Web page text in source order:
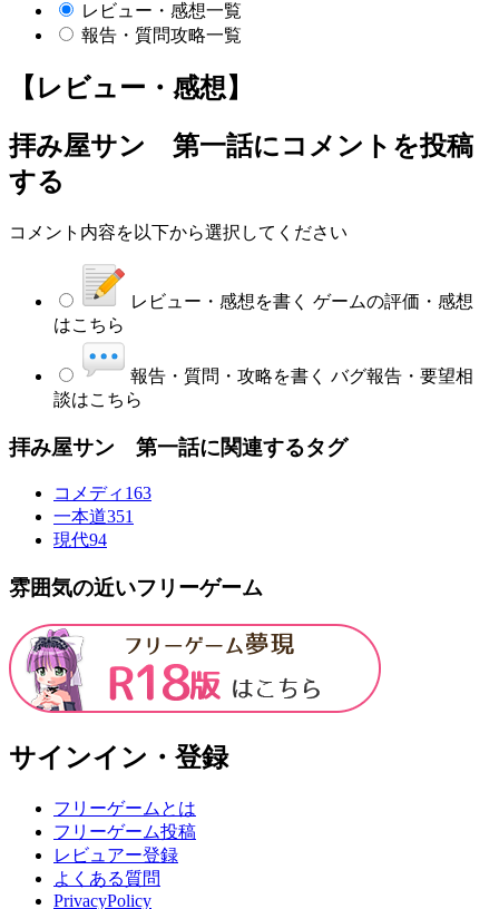
レビュー・感想一覧
報告・質問攻略一覧
【レビュー・感想】
拝み屋サン 第一話にコメントを投稿
する
コメント内容を以下から選択してください
レビュー・感想を書く ゲームの評価・感想
はこちら
報告・質問・攻略を書く バグ報告・要望相
談はこちら
拝み屋サン 第一話に関連するタグ
コメディ 163
一本道351
現代94
雰囲気の近いフリーゲーム
サインイン・登録
フリーゲームとは
フリーゲーム投稿
レビュアー登録
よくある質問
PrivacyPolicy